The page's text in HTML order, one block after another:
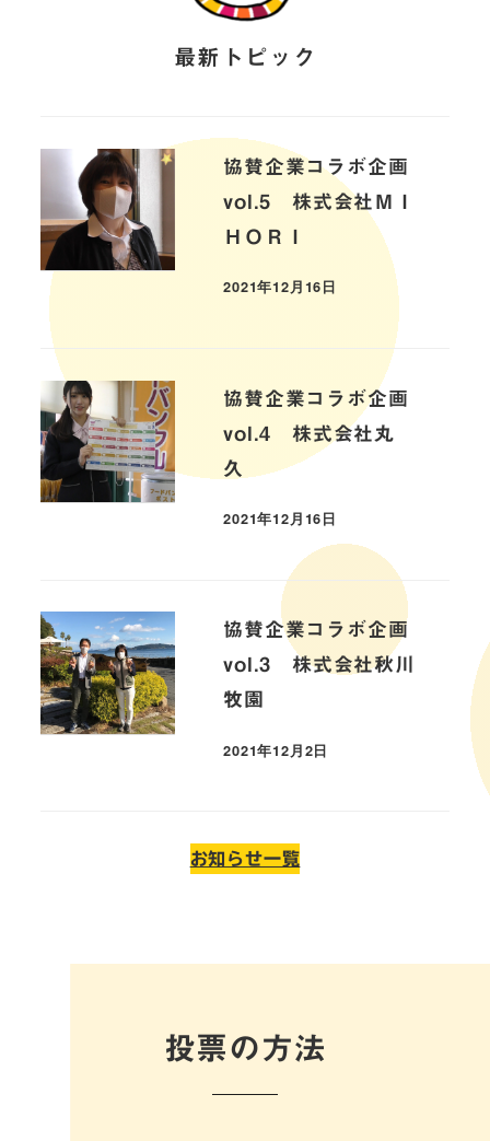
最新トピック
協賛企業コラボ企画
vol.5 株式会社ＭＩ
ＨＯＲＩ
2021年12月16日
協賛企業コラボ企画
vol.4 株式会社丸
久
2021年12月16日
協賛企業コラボ企画
vol.3 株式会社秋川
牧園
2021年12月2日
お知らせ一覧
投票の方法